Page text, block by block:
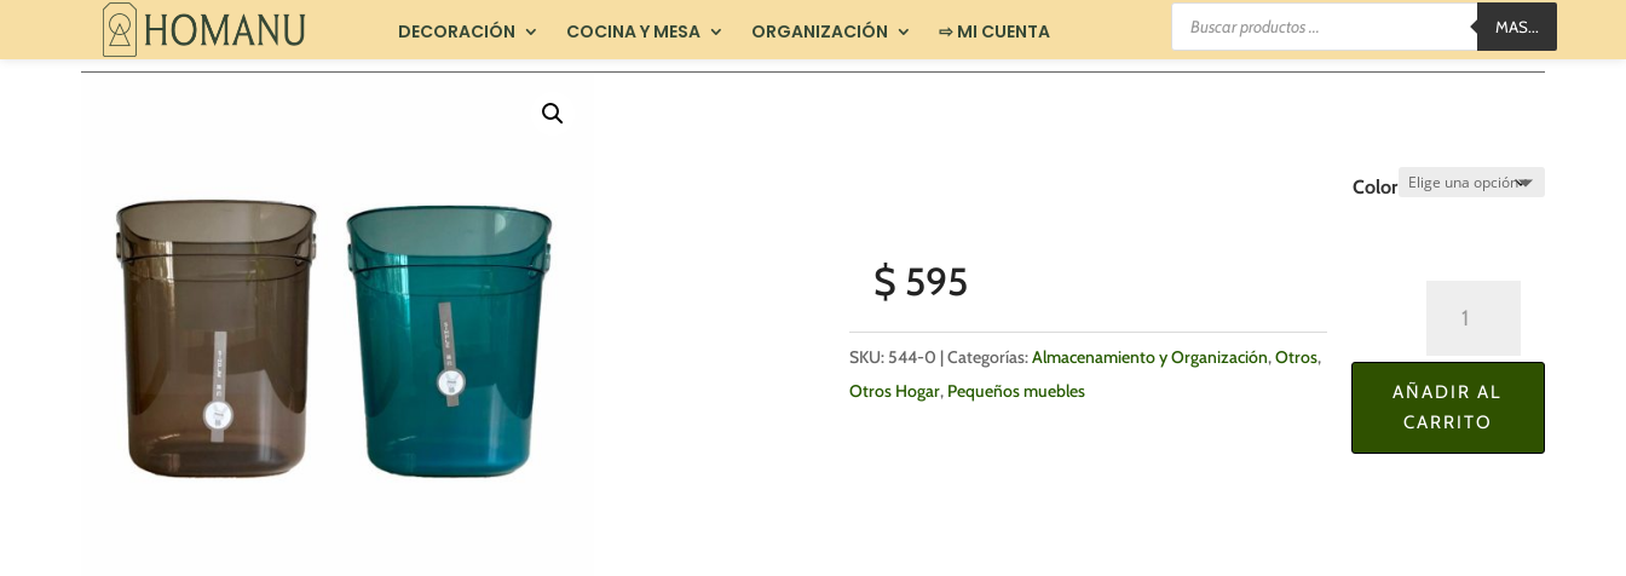
DECORACIÓN COCINA Y MESA ORGANIZACIÓN ⇨ MI CUENTA
Búsqueda
productos
MAS...
$ 595
SKU: 544-0 Categorías:Almacenamiento y Organización,Otros,
Otros Hogar, Pequeños muebles
Color
Acrilico
24
x
28
AÑADIR AL
CARRITO